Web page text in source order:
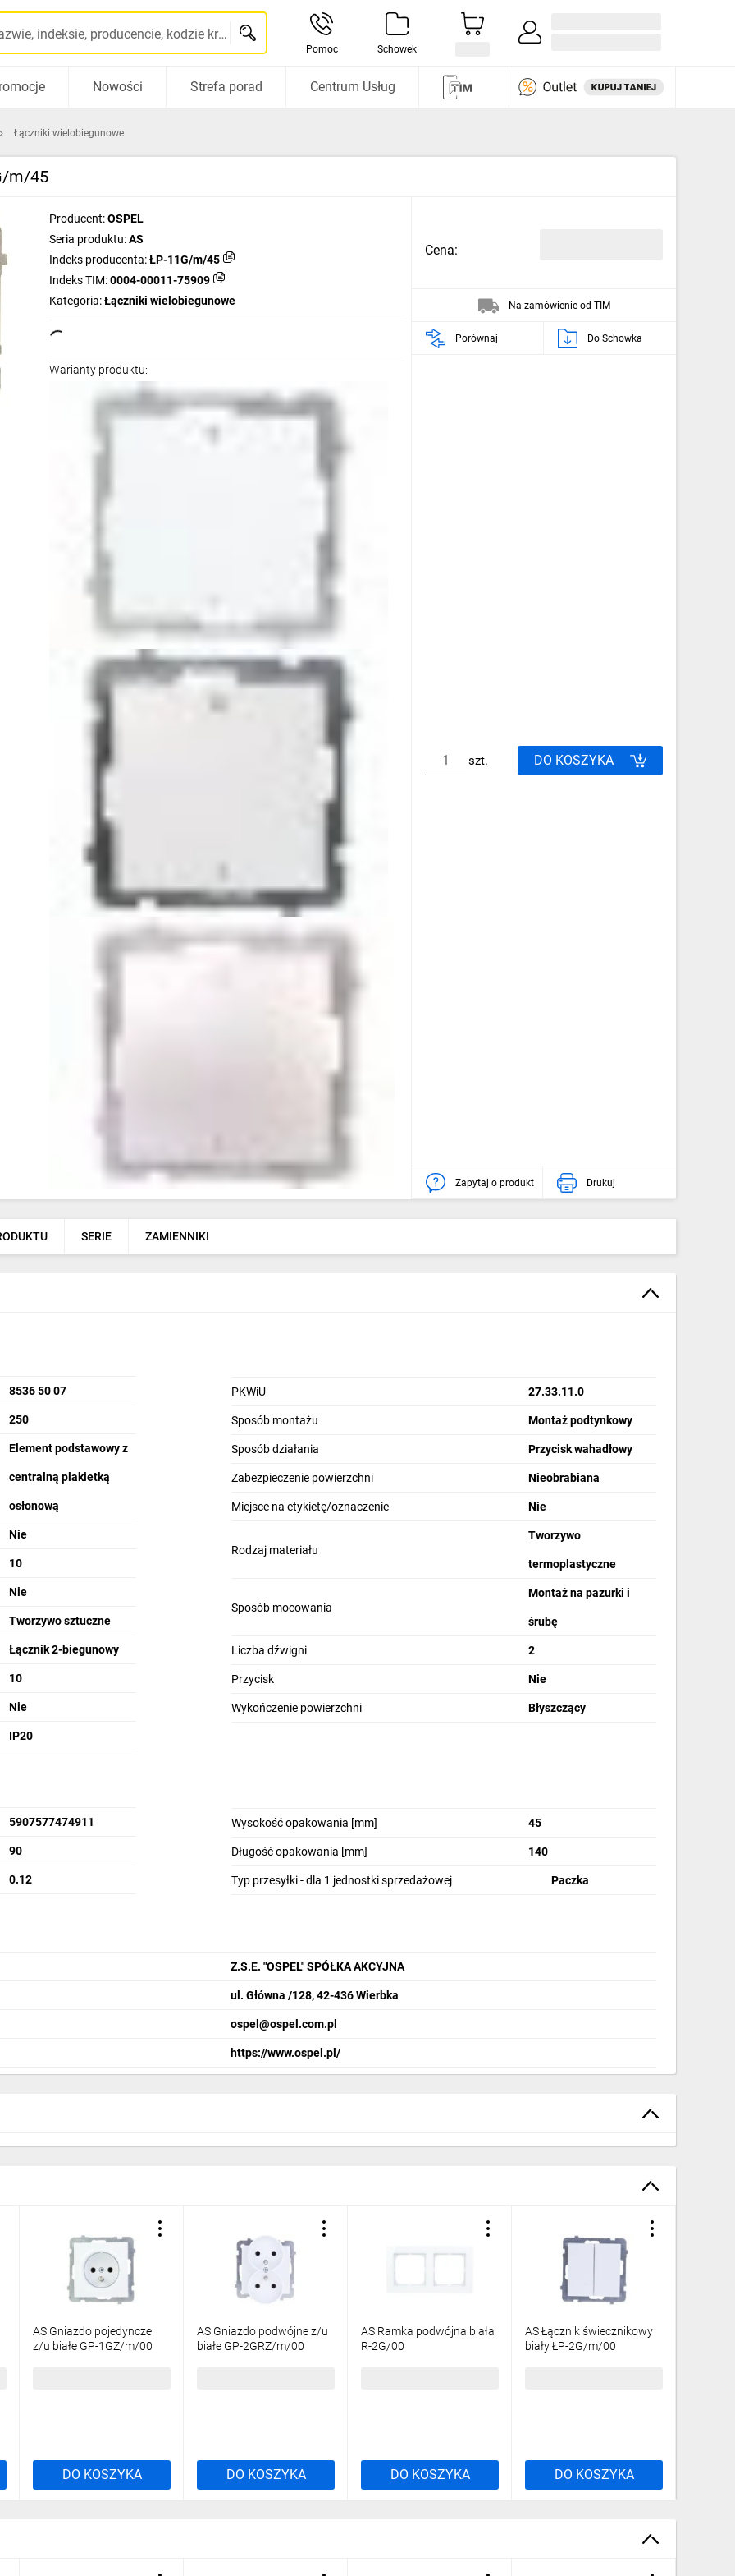
Szukaj po nazwie, indeksie, producencie, kodzie kreskowym...
Pomoc Schowek
Nowości Strefa porad Centrum Usług
Łączniki wielobiegunowe
m/45
Producent:OSPEL
Seria produktu:AS
Indeks producenta:ŁP-11G/m/45
Indeks TIM:0004-00011-75909
Kategoria:Łączniki wielobiegunowe
Warianty produktu:
Cena:
Na zamówienie od TIM
Porównaj Do Schowka
szt. DO KOSZYKA
Zapytaj o produkt Drukuj
SERIE ZAMIENNIKI
8536 50 07
250
Element podstawowy z
centralną plakietką
osłonową
Nie
10
Nie
Tworzywo sztuczne
Łącznik 2-biegunowy
10
Nie
IP20
PKWiU 27.33.11.0
Sposób montażu Montaż podtynkowy
Sposób działania Przycisk wahadłowy
Zabezpieczenie powierzchni Nieobrabiana
Miejsce na etykietę/oznaczenie Nie
Rodzaj materiału
Tworzywo
termoplastyczne
Sposób mocowania
Montaż na pazurki i
śrubę
Liczba dźwigni 2
Przycisk Nie
Wykończenie powierzchni Błyszczący
5907577474911
90
0.12
Wysokość opakowania [mm] 45
Długość opakowania [mm] 140
Typ przesyłki - dla 1 jednostki sprzedażowej Paczka
Z.S.E. "OSPEL" SPÓŁKA AKCYJNA
ul. Główna /128, 42-436 Wierbka
ospel@ospel.com.pl
https://www.ospel.pl/
AS Gniazdo pojedyncze
z/u białe GP-1GZ/m/00
DO KOSZYKA
AS Gniazdo podwójne z/u
białe GP-2GRZ/m/00
DO KOSZYKA
AS Ramka podwójna biała
R-2G/00
DO KOSZYKA
AS Łącznik świecznikowy
biały ŁP-2G/m/00
DO KOSZYKA